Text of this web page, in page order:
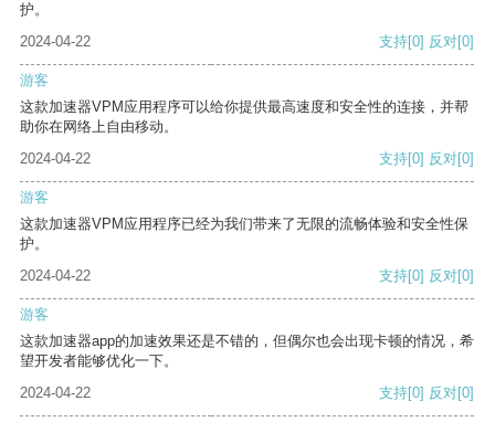
护。
2024-04-22
支持[0] 反对[0]
游客
这款加速器VPM应用程序可以给你提供最高速度和安全性的连接，并帮
助你在网络上自由移动。
2024-04-22
支持[0] 反对[0]
游客
这款加速器VPM应用程序已经为我们带来了无限的流畅体验和安全性保
护。
2024-04-22
支持[0] 反对[0]
游客
这款加速器app的加速效果还是不错的，但偶尔也会出现卡顿的情况，希
望开发者能够优化一下。
2024-04-22
支持[0] 反对[0]